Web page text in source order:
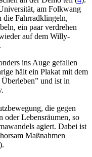
am Folkwang
die Fahrradklingeln,
ein paar verdrehen
auf dem Willy-
ins Auge gefallen
hält ein Plakat mit dem
und ist in
die gegen
oder Lebensräumen, so
agiert. Dabei ist
Maßnahmen
).